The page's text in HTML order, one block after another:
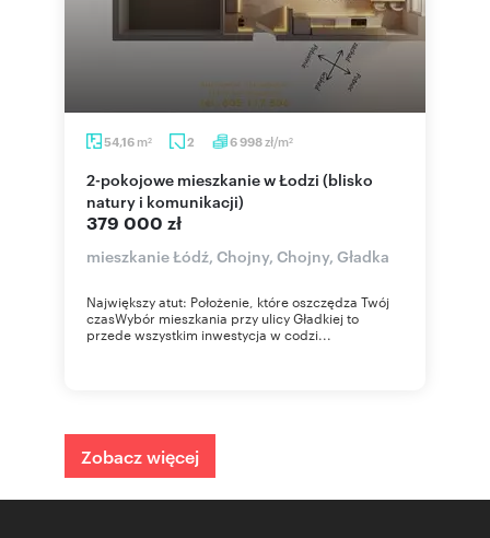
54,16 m2 2 6 998zł/m2
2-pokojowe mieszkanie w Łodzi (blisko
natury i komunikacji)
379 000 zł
mieszkanie Łódź, Chojny, Chojny, Gładka
Największy atut: Położenie, które oszczędza Twój
czasWybór mieszkania przy ulicy Gładkiej to
przede wszystkim inwestycja w codzi...
Zobacz więcej